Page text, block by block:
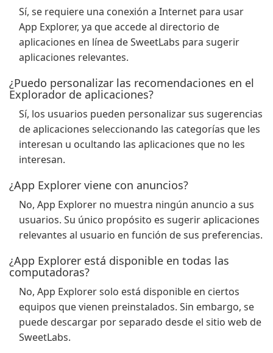
Sí, se requiere una conexión a Internet para usar
App Explorer, ya que accede al directorio de
aplicaciones en línea de SweetLabs para sugerir
aplicaciones relevantes.
¿Puedo personalizar las recomendaciones en el
Explorador de aplicaciones?
Sí, los usuarios pueden personalizar sus sugerencias
de aplicaciones seleccionando las categorías que les
interesan u ocultando las aplicaciones que no les
interesan.
¿App Explorer viene con anuncios?
No, App Explorer no muestra ningún anuncio a sus
usuarios. Su único propósito es sugerir aplicaciones
relevantes al usuario en función de sus preferencias.
¿App Explorer está disponible en todas las
computadoras?
No, App Explorer solo está disponible en ciertos
equipos que vienen preinstalados. Sin embargo, se
puede descargar por separado desde el sitio web de
SweetLabs.